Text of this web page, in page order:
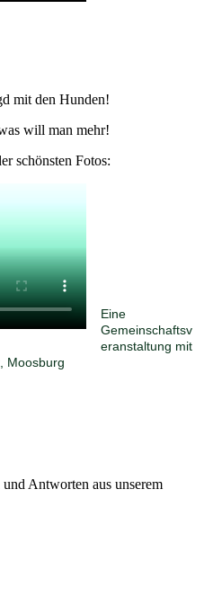
mit den Hunden!
will man mehr!
schönsten Fotos:
Eine
Gemeinschaftsv
eranstaltung mit
Moosburg
Antworten aus unserem